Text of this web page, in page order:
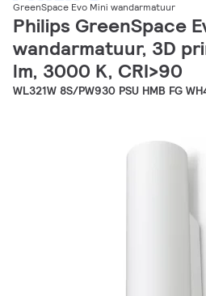
GreenSpace Evo Mini wandarmatuur
Philips GreenSpace
wandarmatuur, 3D
lm, 3000 K, CRI>90
WL321W 8S/PW930 PSU HMB FG